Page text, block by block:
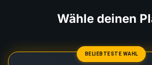
Wähle deinen
BELIEBTESTE WAHL